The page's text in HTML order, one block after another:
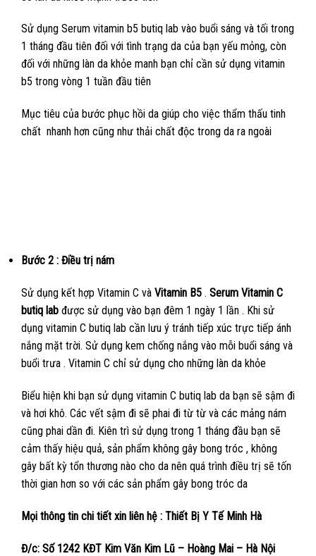
Sử dụng Serum vitamin b5 butiq lab vào buổi sáng và tối trong
1 tháng đầu tiên đối với tình trạng da của bạn yếu mỏng, còn
đối với những làn da khỏe manh bạn chỉ cần sử dụng vitamin
b5 trong vòng 1 tuần đầu tiên
Mục tiêu của bước phục hồi da giúp cho việc thẩm thấu tinh
chất nhanh hơn cũng như thải chất độc trong da ra ngoài
Bước 2 : Điều trị nám
Sử dụng kết hợp Vitamin C và Vitamin B5 . Serum Vitamin C
butiq lab được sử dụng vào bạn đêm 1 ngày 1 lần . Khi sử
dụng vitamin C butiq lab cần lưu ý tránh tiếp xúc trực tiếp ánh
nắng mặt trời. Sử dụng kem chống nắng vào mỗi buổi sáng và
buổi trưa . Vitamin C chỉ sử dụng cho những làn da khỏe
Biểu hiện khi bạn sử dụng vitamin C butiq lab da bạn sẽ sậm đi
và hơi khô. Các vết sậm đi sẽ phai đi từ từ và các mảng nám
cũng phai dần đi. Kiên trì sử dụng trong 1 tháng đầu bạn sẽ
cảm thấy hiệu quả, sản phẩm không gây bong tróc , không
gây bất kỳ tổn thương nào cho da nên quá trình điều trị sẽ tốn
thời gian hơn so với các sản phẩm gây bong tróc da
Mọi thông tin chi tiết xin liên hệ : Thiết Bị Y Tế Minh Hà
Đ/c: Số 1242 KĐT Kim Văn Kim Lũ – Hoàng Mai – Hà Nội